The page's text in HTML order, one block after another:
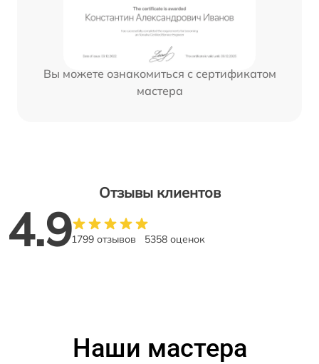
Вы можете ознакомиться с сертификатом
мастера
Отзывы клиентов
4.91799 отзывов 5358 оценок
Наши мастера